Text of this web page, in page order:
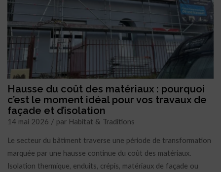
Hausse du coût des matériaux : pourquoi
c’est le moment idéal pour vos travaux de
façade et d’isolation
14 mai 2026 / par Habitat & Traditions
Le secteur du bâtiment traverse une période de transformation
marquée par une hausse continue du coût des matériaux.
Isolation thermique, enduits, crépis, matériaux de façade ou